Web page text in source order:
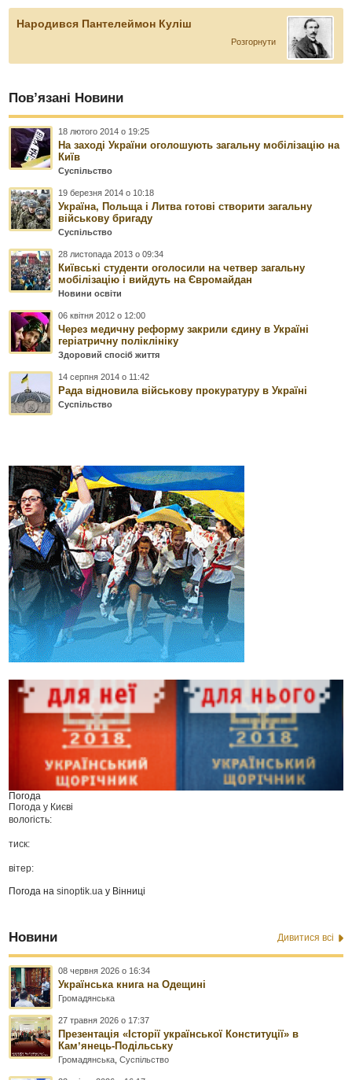
Народився Пантелеймон Куліш
Розгорнути
Пов’язані Новини
18 лютого 2014 о 19:25
На заході України оголошують загальну мобілізацію на
Київ
Суспільство
19 березня 2014 о 10:18
Україна, Польща і Литва готові створити загальну
військову бригаду
Суспільство
28 листопада 2013 о 09:34
Київські студенти оголосили на четвер загальну
мобілізацію і вийдуть на Євромайдан
Новини освіти
06 квітня 2012 о 12:00
Через медичну реформу закрили єдину в Україні
геріатричну поліклініку
Здоровий спосіб життя
14 серпня 2014 о 11:42
Рада відновила військову прокуратуру в Україні
Суспільство
Погода
Погода у Києві
вологість:
тиск:
вітер:
Погода наsinoptik.ua у Вінниці
Новини Дивитися всі
08 червня 2026 о 16:34
Українська книга на Одещині
Громадянська
27 травня 2026 о 17:37
Презентація «Історії української Конституції» в
Камʼянець-Подільську
Громадянська ,Суспільство